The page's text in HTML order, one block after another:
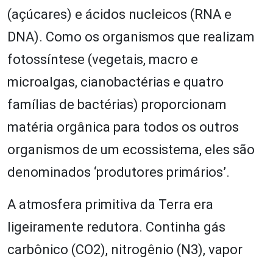
(açúcares) e ácidos nucleicos (RNA e
DNA). Como os organismos que realizam
fotossíntese (vegetais, macro e
microalgas, cianobactérias e quatro
famílias de bactérias) proporcionam
matéria orgânica para todos os outros
organismos de um ecossistema, eles são
denominados ‘produtores primários’.
A atmosfera primitiva da Terra era
ligeiramente redutora. Continha gás
carbônico (CO2), nitrogênio (N3), vapor